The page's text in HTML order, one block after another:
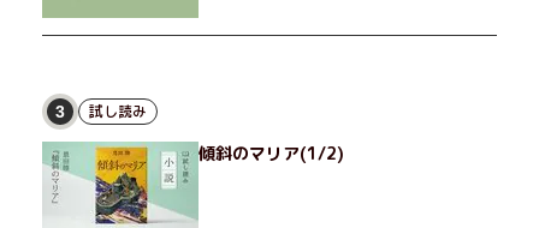
3 試し読み
傾斜のマリア(1/2)